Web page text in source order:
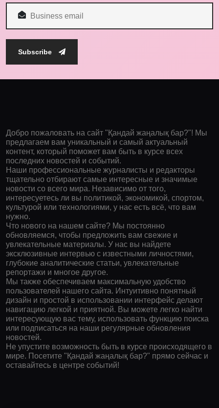
Subscribe
Добро пожаловать на сайт "Қандай жаңалық бар?"! Мы
предлагаем вам уникальный и самый актуальный
контент, который поможет вам быть в курсе всех
последних новостей и событий.
Наши профессиональные журналисты и редакторы
тщательно отбирают самые интересные и значимые
новости со всего мира. Независимо от того,
интересуетесь ли вы политикой, экономикой, спортом,
культурой или технологиями, у нас есть всё, что вам
нужно.
Что нового на нашем сайте? Мы постоянно
обновляемся, чтобы предложить вам свежие и
увлекательные материалы. У нас вы найдете
эксклюзивные интервью с известными личностями,
глубокие аналитические статьи, увлекательные
репортажи и многое другое.
Мы также обеспечиваем максимальную удобство
пользователей нашего сайта. Интуитивно понятный
дизайн и простой в использовании интерфейс делают
навигацию легкой и приятной. Вы можете легко найти
интересующую вас тему, использовать функцию поиска
или подписаться на наши регулярные обновления
новостей.
Не упустите возможность быть в курсе происходящего в
мире. Посетите "Қандай жаңалық бар?" прямо сейчас и
оставайтесь в центре событий!